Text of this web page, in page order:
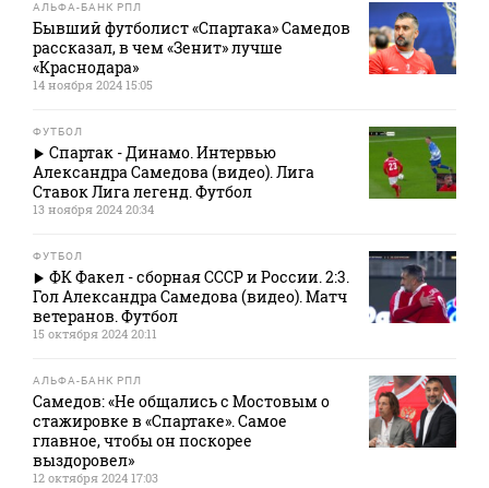
АЛЬФА-БАНК РПЛ
Бывший футболист «Спартака» Самедов
рассказал, в чем «Зенит» лучше
«Краснодара»
14 ноября 2024 15:05
ФУТБОЛ
Спартак - Динамо. Интервью
Александра Самедова (видео). Лига
Ставок Лига легенд. Футбол
13 ноября 2024 20:34
ФУТБОЛ
ФК Факел - сборная СССР и России. 2:3.
Гол Александра Самедова (видео). Матч
ветеранов. Футбол
15 октября 2024 20:11
АЛЬФА-БАНК РПЛ
Самедов: «Не общались с Мостовым о
стажировке в «Спартаке». Самое
главное, чтобы он поскорее
выздоровел»
12 октября 2024 17:03